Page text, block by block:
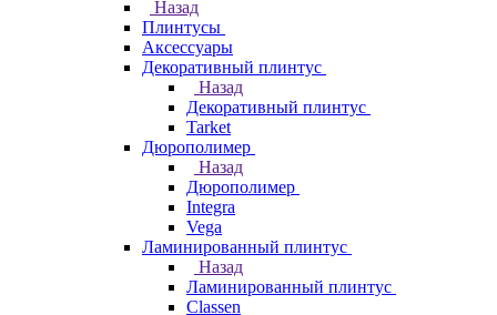
Назад
Плинтусы
Аксессуары
Декоративный плинтус
Назад
Декоративный плинтус
Tarket
Дюрополимер
Назад
Дюрополимер
Integra
Vega
Ламинированный плинтус
Назад
Ламинированный плинтус
Classen